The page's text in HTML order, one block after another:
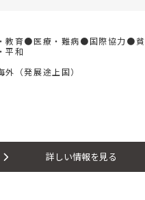
教育●医療・難病●国際協力●貧
平和
（発展途上国）
詳しい情報を見る